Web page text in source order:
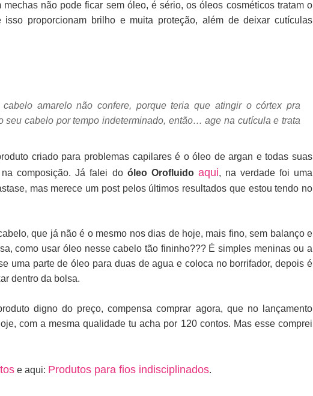
mechas não pode ficar sem óleo, é sério, os óleos cosméticos tratam o
proporcionam brilho e muita proteção, além de deixar cutículas
amarelo não confere, porque teria que atingir o córtex pra
seu cabelo por tempo indeterminado, então… age na cutícula e trata
criado para problemas capilares é o óleo de argan e todas suas
na composição.Já falei do óleo Orofluido aqui, na verdade foi uma
mas merece um post pelos últimos resultados que estou tendo no
que já não é o mesmo nos dias de hoje, mais fino, sem balanço e
como usar óleo nesse cabelo tão fininho??? É simples meninas ou a
uma parte de óleo para duas de agua e coloca no borrifador, depois é
dentro da bolsa.
digno do preço, compensa comprar agora, que no lançamento
com a mesma qualidade tu acha por 120 contos. Mas esse comprei
e aqui: Produtos para fios indisciplinados.